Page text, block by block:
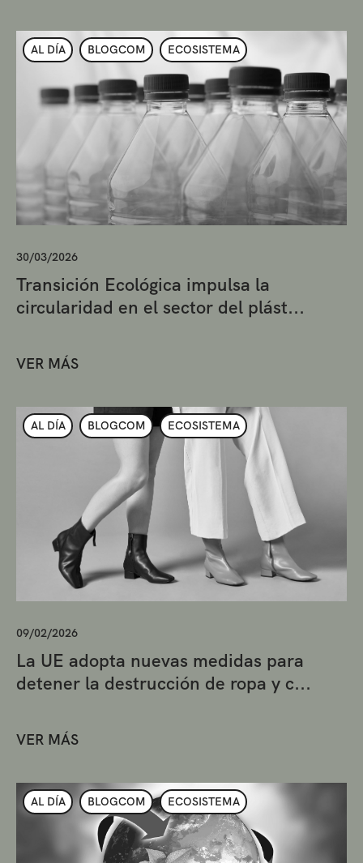
AL DÍA BLOGCOM ECOSISTEMA
30/03/2026
Transición Ecológica impulsa la
circularidad en el sector del plást...
VER MÁS
AL DÍA BLOGCOM ECOSISTEMA
09/02/2026
La UE adopta nuevas medidas para
detener la destrucción de ropa y c...
VER MÁS
AL DÍA BLOGCOM ECOSISTEMA